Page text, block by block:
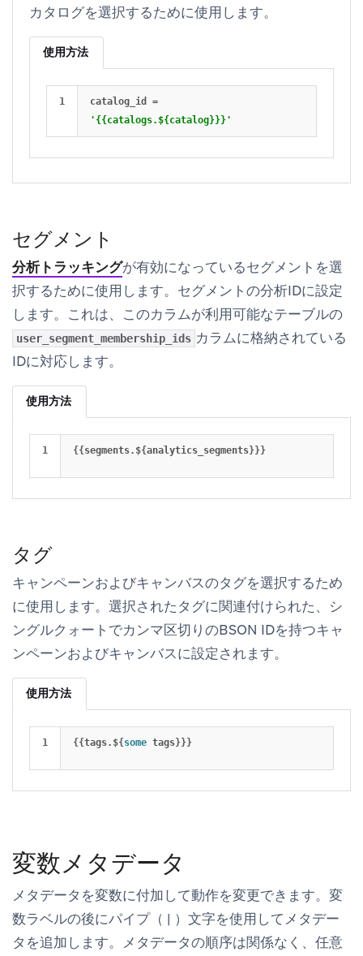
カタログを選択するために使用します。
使用方法
catalog_id
=
'{{catalogs.${catalog}}}'
セグメント
分析トラッキングが有効になっているセグメントを選
択するために使用します。セグメントの分析IDに設定
します。これは、このカラムが利用可能なテーブルの
user_segment_membership_ids カラムに格納されている
IDに対応します。
使用方法
{{ segments. ${analytics_segments}}}
タグ
キャンペーンおよびキャンバスのタグを選択するため
に使用します。選択されたタグに関連付けられた、シ
ングルクォートでカンマ区切りのBSON IDを持つキャ
ンペーンおよびキャンバスに設定されます。
使用方法
{{tags. ${ some tags}}}
変数メタデータ
メタデータを変数に付加して動作を変更できます。変
数ラベルの後にパイプ（ | ）文字を使用してメタデー
タを追加します。メタデータの順序は関係なく、任意